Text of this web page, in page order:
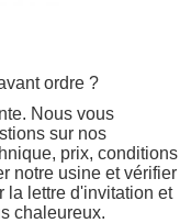
ordre ?
Nous vous
sur nos
prix, conditions
notre usine et vérifier
la lettre d'invitation et
chaleureux.